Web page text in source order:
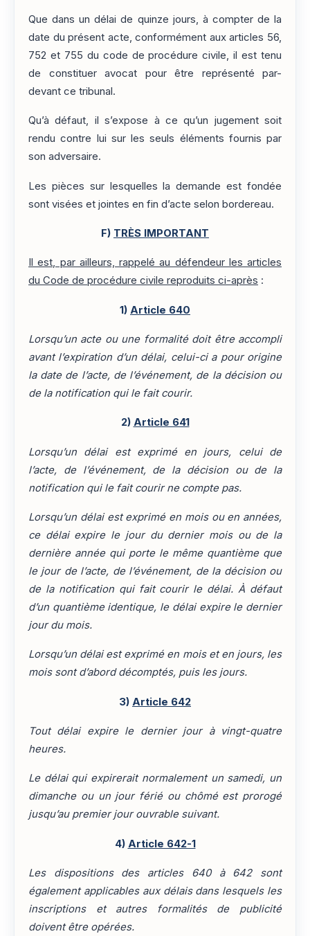
Que dans un délai de quinze jours, à compter de la
date du présent acte, conformément aux articles 56,
752 et 755 du code de procédure civile, il est tenu
de constituer avocat pour être représenté par-
devant ce tribunal.
Qu’à défaut, il s’expose à ce qu’un jugement soit
rendu contre lui sur les seuls éléments fournis par
son adversaire.
Les pièces sur lesquelles la demande est fondée
sont visées et jointes en fin d’acte selon bordereau.
F) TRÈS IMPORTANT
Il est, par ailleurs, rappelé au défendeur les articles
du Code de procédure civile reproduits ci-après :
1) Article 640
Lorsqu’un acte ou une formalité doit être accompli
avant l’expiration d’un délai, celui-ci a pour origine
la date de l’acte, de l’événement, de la décision ou
de la notification qui le fait courir.
2) Article 641
Lorsqu’un délai est exprimé en jours, celui de
l’acte, de l’événement, de la décision ou de la
notification qui le fait courir ne compte pas.
Lorsqu’un délai est exprimé en mois ou en années,
ce délai expire le jour du dernier mois ou de la
dernière année qui porte le même quantième que
le jour de l’acte, de l’événement, de la décision ou
de la notification qui fait courir le délai. À défaut
d’un quantième identique, le délai expire le dernier
jour du mois.
Lorsqu’un délai est exprimé en mois et en jours, les
mois sont d’abord décomptés, puis les jours.
3) Article 642
Tout délai expire le dernier jour à vingt-quatre
heures.
Le délai qui expirerait normalement un samedi, un
dimanche ou un jour férié ou chômé est prorogé
jusqu’au premier jour ouvrable suivant.
4) Article 642-1
Les dispositions des articles 640 à 642 sont
également applicables aux délais dans lesquels les
inscriptions et autres formalités de publicité
doivent être opérées.